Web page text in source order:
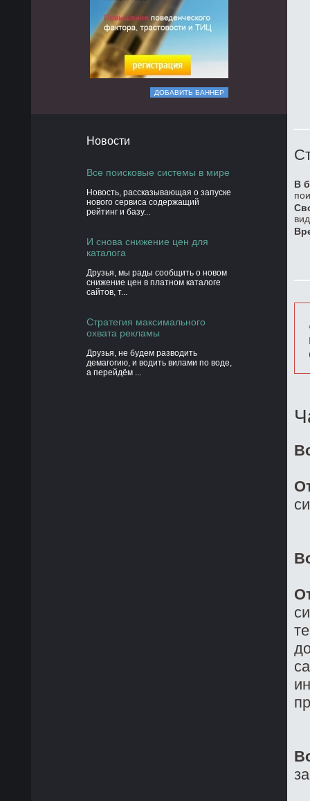
ДОБАВИТЬ БАННЕР
Новости
Все поисковые системы в мире
Новость, рассказывающая о запуске
нового сервиса содержащий
рейтинг и базу...
И снова снижение цен для
каталога
Друзья, мы рады сообщить о новом
снижение цен в платном каталоге
сайтов, т...
Стратегия максимального
охвата рекламы
Друзья, не будем разводить
демагогию, и водить вилами по воде,
а перейдём ...
В